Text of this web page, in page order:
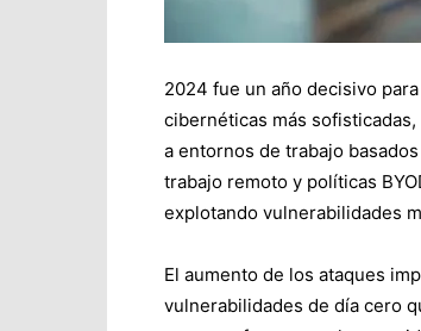
2024 fue un año decisivo
cibernéticas más
a entornos de trabajo
trabajo remoto y políticas
explotando vulnerabilidades
El aumento de los ataques
vulnerabilidades de día cero